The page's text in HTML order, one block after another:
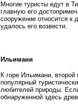
Многие туристы едут в
главную его
сооружение относится к
удалось его возвести.
Ильимани
К горе Ильимани, второй
популярный
любителей природы.
обнаруженной здесь